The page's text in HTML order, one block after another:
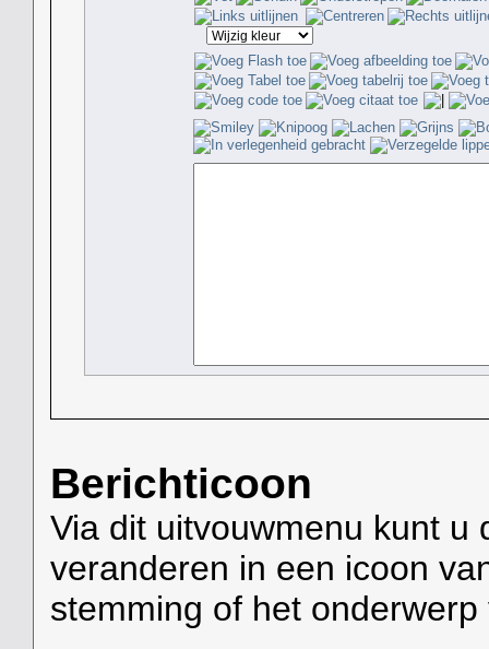
Berichticoon
Via dit uitvouwmenu kunt u
veranderen in een icoon
stemming of het